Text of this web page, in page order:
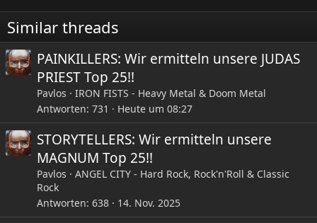
Similar threads
PAINKILLERS: Wir ermitteln unsere JUDAS
PRIEST Top 25!!
Pavlos
IRON FISTS - Heavy Metal & Doom Metal
Antworten 731 Heute um 08:27
STORYTELLERS: Wir ermitteln unsere
MAGNUM Top 25!!
Pavlos
ANGEL CITY - Hard Rock, Rock'n'Roll & Classic
Rock
Antworten 638 14. Nov. 2025